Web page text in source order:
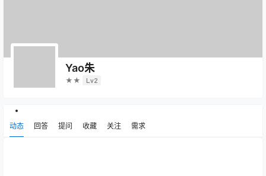
Yao朱
★★ Lv2
动态 回答 提问 收藏 关注 需求